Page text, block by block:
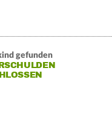
gefunden